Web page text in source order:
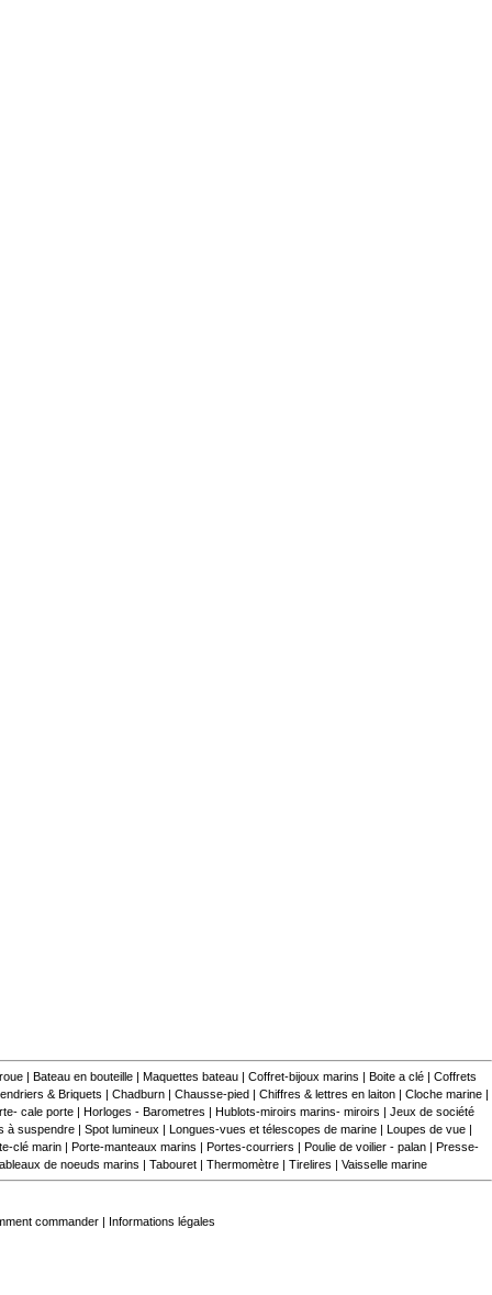
Bateau en bouteille Maquettes bateau Coffret-bijoux marins Boite a clé
Coffrets
& Briquets Chadburn| Chausse-pied Chiffres & lettres en laiton| Cloche marine|
cale porte| Horloges - Barometres Hublots-miroirs marins- miroirs
Jeux de société
à suspendre Spot lumineux Longues-vues et télescopes de marine Loupes de vue
clé marin Porte-manteaux marins Portes-courriers Poulie de voilier - palan|
Presse-
de noeuds marins Tabouret| Thermomètre| Tirelires Vaisselle marine
commander Informations légales